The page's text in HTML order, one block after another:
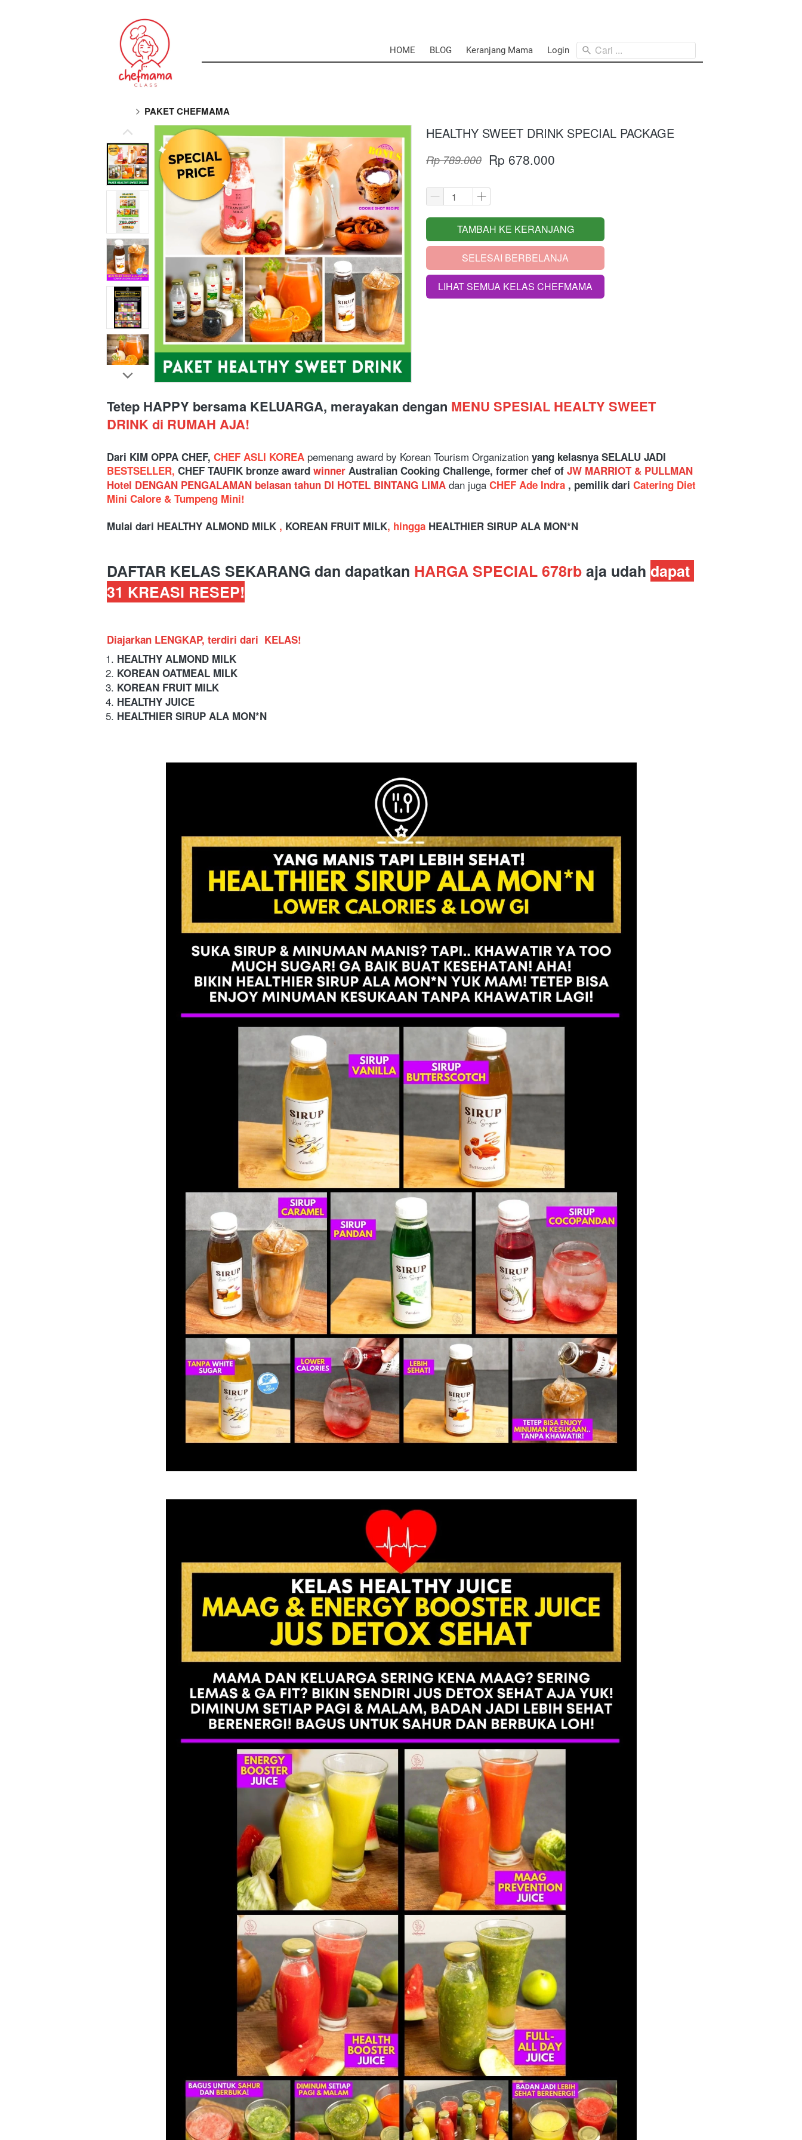
HOME BLOG Keranjang Mama Login Cari ...
PAKET CHEFMAMA
HEALTHY SWEET DRINK SPECIAL PACKAGE
Rp 789.000 Rp 678.000
`
TAMBAH KE KERANJANG
`SELESAI BERBELANJA
`LIHAT SEMUA KELAS CHEFMAMA
Tetep HAPPY bersama KELUARGA, merayakan dengan MENU SPESIAL HEALTY SWEET
DRINK di RUMAH AJA!
Dari KIM OPPA CHEF, CHEF ASLI KOREA pemenang award by Korean Tourism Organization
BESTSELLER, CHEF TAUFIK bronze award winner Australian Cooking Challenge, former chef of JW MARRIOT & PULLMAN
Hotel DENGAN PENGALAMAN belasan tahun DI HOTEL BINTANG LIMA dan juga CHEF Ade Indra , pemilik dari Catering Diet
Mini Calore & Tumpeng Mini!
Mulai dari HEALTHY ALMOND MILK , KOREAN FRUIT MILK, hingga HEALTHIER SIRUP ALA MON*N
DAFTAR KELAS SEKARANG dan dapatkan HARGA SPECIAL 678rb aja udah dapat
31 KREASI RESEP!
Diajarkan LENGKAP, terdiri dari  KELAS!
HEALTHY ALMOND MILK
KOREAN OATMEAL MILK
KOREAN FRUIT MILK
HEALTHY JUICE
HEALTHIER SIRUP ALA MON*N